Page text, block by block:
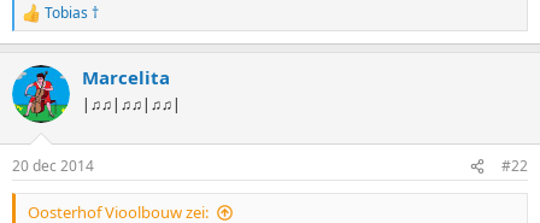
W
a
r
d
e
n
g
e
Tobias †
Marcelita
|♫♫|♫♫|♫♫|
20 dec 2014 #22
Oosterhof Vioolbouw zei: